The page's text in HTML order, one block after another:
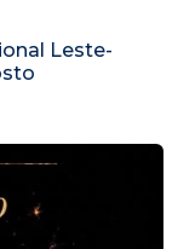
Leste-